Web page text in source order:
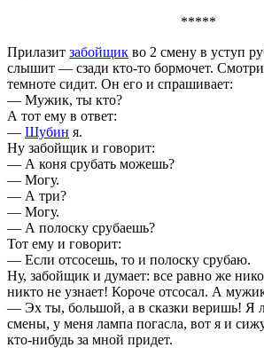
*****
Прилазит забойщик во 2 смену в уступ
слышит — сзади кто-то бормочет.
темноте сидит. Он его и спрашивает:
— Мужик, ты кто?
А тот ему в ответ:
— Шубин я.
Ну забойщик и говорит:
— А коня срубать можешь?
— Могу.
— А три?
— Могу.
— А полоску срубаешь?
Тот ему и говорит:
— Если отсосешь, то и полоску срубаю.
Ну, забойщик и думает: все равно же
никто не узнает! Короче отсосал. А
— Эх ты, большой, а в сказки веришь! Я
смены, у меня лампа погасла, вот я и
кто-нибудь за мной придет.